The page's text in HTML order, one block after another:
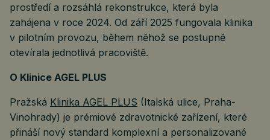
prostředí a rozsáhlá rekonstrukce, která byla
zahájena v roce 2024. Od září 2025 fungovala klinika
v pilotním provozu, během něhož se postupně
otevírala jednotlivá pracoviště.
O Klinice AGEL PLUS
Pražská Klinika AGEL PLUS (Italská ulice, Praha-
Vinohrady) je prémiové zdravotnické zařízení, které
přináší nový standard komplexní a personalizované